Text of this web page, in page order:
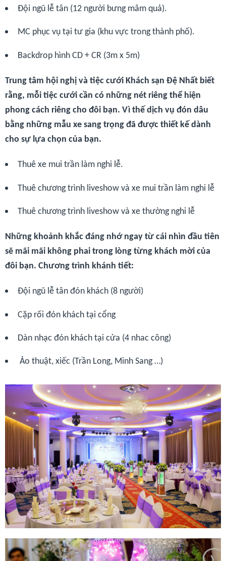
Đội ngũ lễ tân (12 người bưng mâm quả).
MC phục vụ tại tư gia (khu vực trong thành phố).
Backdrop hình CD + CR (3m x 5m)
Trung tâm hội nghị và tiệc cưới Khách sạn Đệ Nhất biết
rằng, mỗi tiệc cưới cần có những nét riêng thể hiện
phong cách riêng cho đôi bạn. Vì thế dịch vụ đón dâu
bằng những mẫu xe sang trọng đã được thiết kế dành
cho sự lựa chọn của bạn.
Thuê xe mui trần làm nghi lễ.
Thuê chương trình liveshow và xe mui trần làm nghi lễ
Thuê chương trình liveshow và xe thường nghi lễ
Những khoảnh khắc đáng nhớ ngay từ cái nhìn đầu tiên
sẽ mãi mãi không phai trong lòng từng khách mời của
đôi bạn. Chương trình khánh tiết:
Đội ngũ lễ tân đón khách (8 người)
Cặp rối đón khách tại cổng
Dàn nhạc đón khách tại cửa (4 nhac công)
Ảo thuật, xiếc (Trần Long, Minh Sang …)